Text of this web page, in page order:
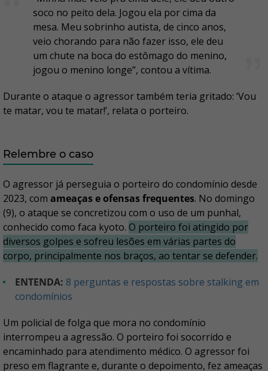
soco no peito dela. Jogou ela por cima da
mesa. Meu sobrinho autista, de cinco anos,
veio chorando para não fazer isso, ele deu
um chute na boca do estômago do menino,
jogou o menino longe”, contou a vítima.
Durante o ataque o agressor também teria gritado: ‘Vou
te matar, vou te matar!’, relata o porteiro.
Relembre o caso
O agressor já perseguia o porteiro do condomínio desde
2023, com ameaças e ofensas frequentes. No domingo
(9), o ataque se concretizou com o uso de um punhal,
conhecido como faca kyoto. O porteiro foi atingido por
diversos golpes e sofreu lesões em várias partes do
corpo, principalmente nos braços, ao tentar se defender.
ENTENDA: 8 perguntas e respostas sobre stalking em
condomínios
Um policial de folga que mora no condomínio
interrompeu a agressão. O porteiro foi socorrido e
encaminhado para atendimento médico. O agressor foi
preso em flagrante e, durante o depoimento, fez ameaças